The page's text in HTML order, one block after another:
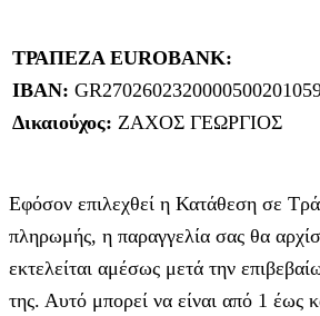
ΤΡΑΠΕΖΑ EUROBANK:
IBAN:
Δικαιούχος: ΖΑΧΟΣ ΓΕΩΡΓΙΟΣ
Εφόσον επιλεχθεί η Κατάθεση σε
πληρωμής, η παραγγελία σας θα
εκτελείται αμέσως μετά την
της. Αυτό μπορεί να είναι από 1 έως